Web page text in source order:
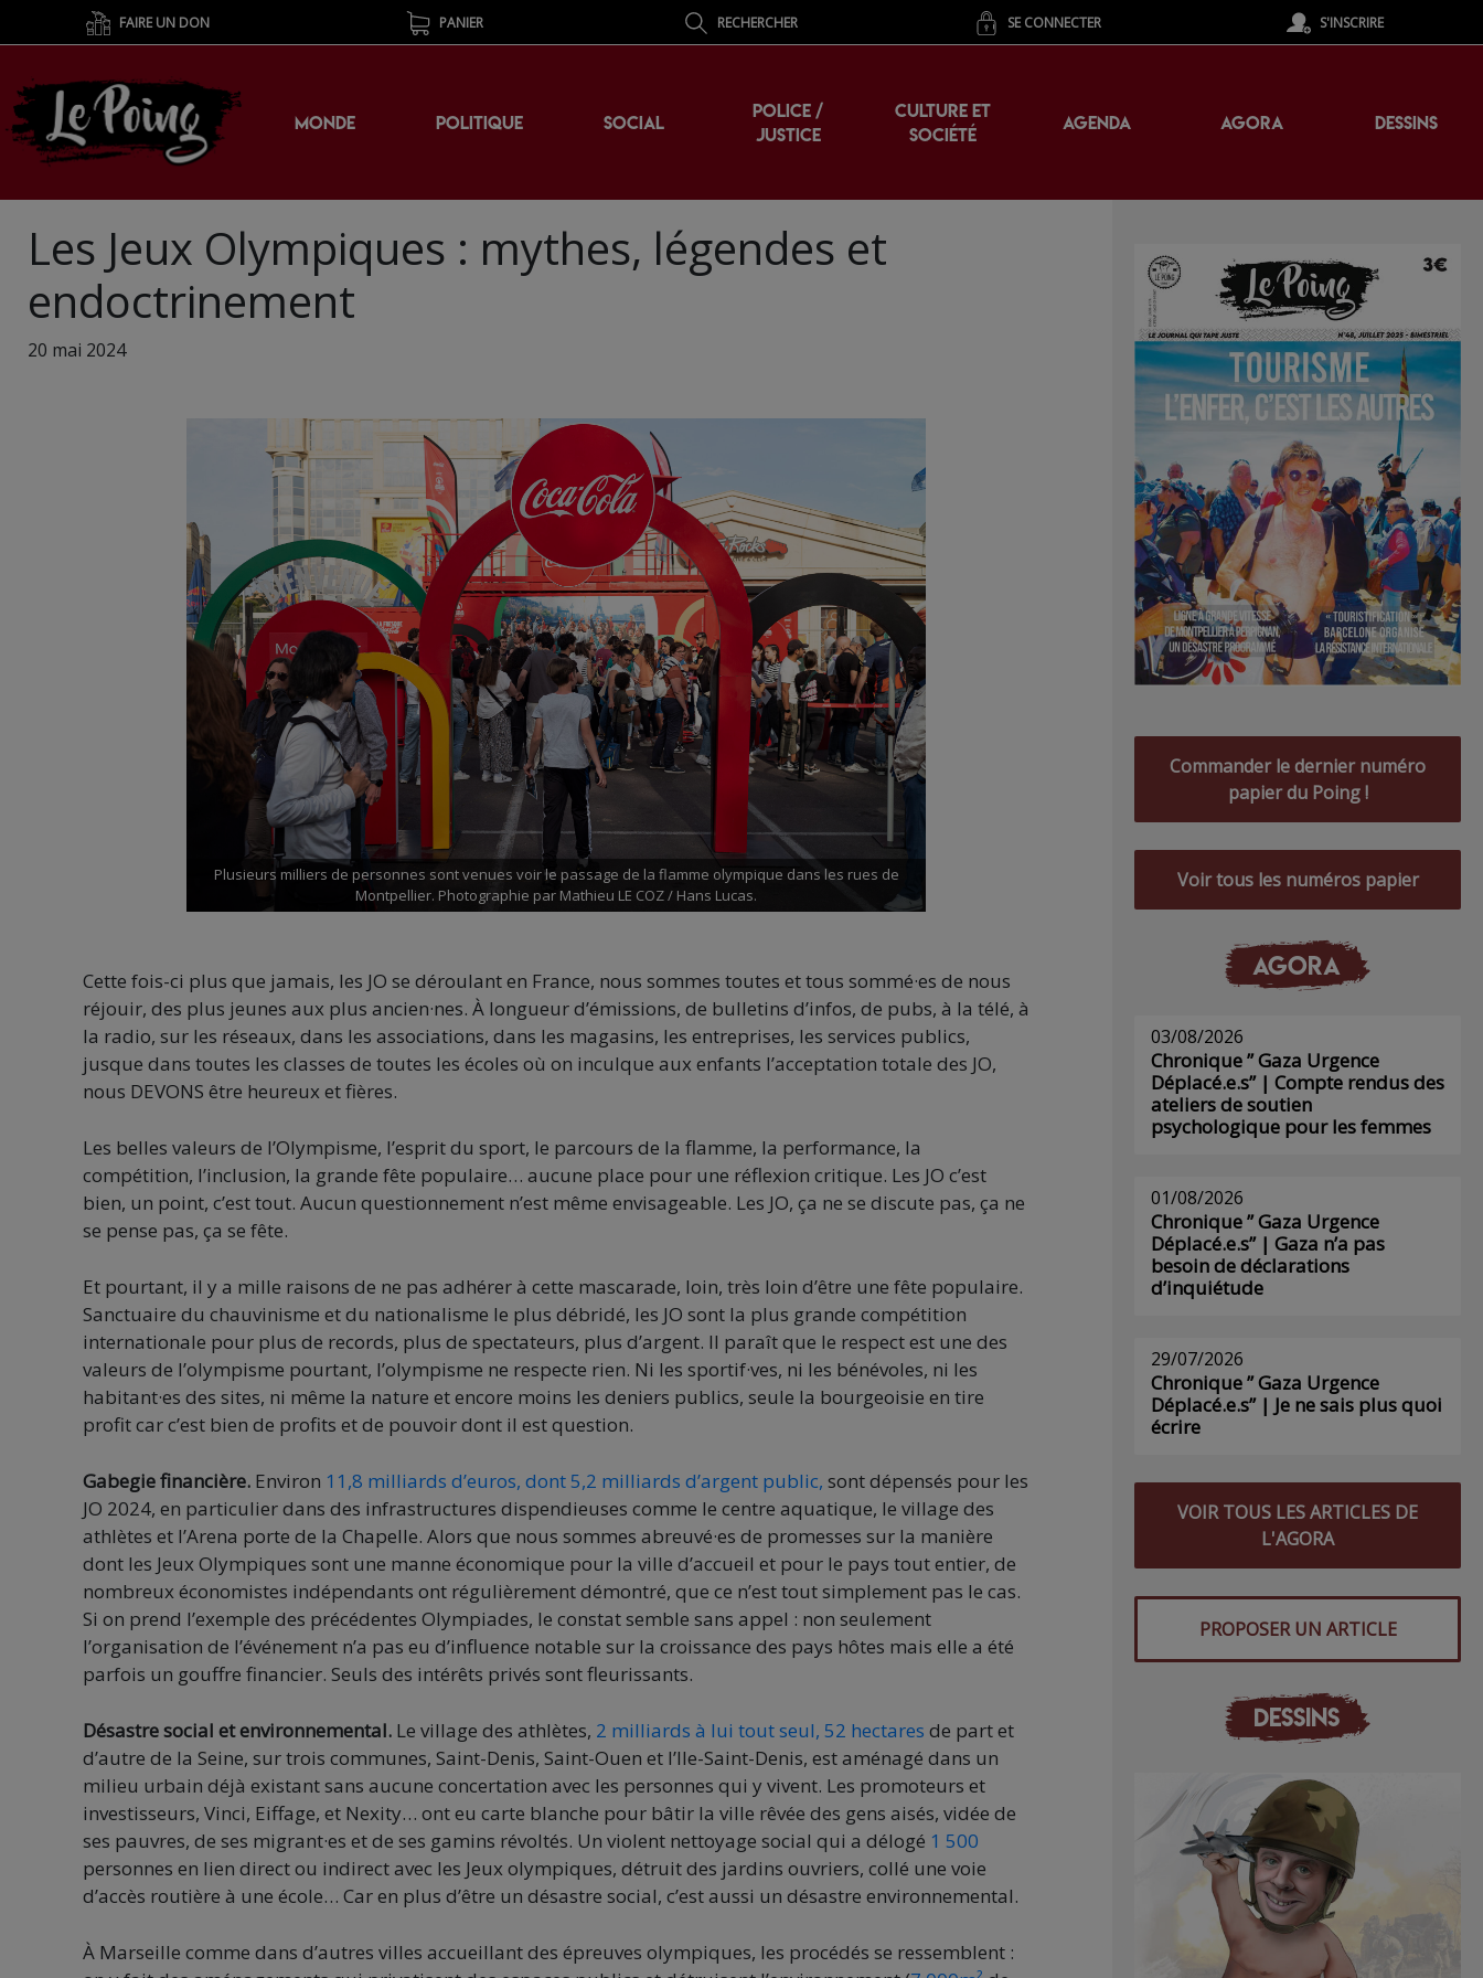
FAIRE UN DON PANIER RECHERCHER SE CONNECTER S'INSCRIRE
MONDE POLITIQUE SOCIAL
POLICE /
JUSTICE
CULTURE ET
SOCIÉTÉ
AGENDA AGORA DESSINS
Les Jeux Olympiques : mythes, légendes et
endoctrinement
20 mai 2024
Plusieurs milliers de personnes sont venues voir le passage de la flamme olympique dans les rues de
Montpellier. Photographie par Mathieu LE COZ / Hans Lucas.
Cette fois-ci plus que jamais, les JO se déroulant en France, nous sommes toutes et tous sommé·es de nous
réjouir, des plus jeunes aux plus ancien·nes. À longueur d’émissions, de bulletins d’infos, de pubs, à la télé, à
la radio, sur les réseaux, dans les associations, dans les magasins, les entreprises, les services publics,
jusque dans toutes les classes de toutes les écoles où on inculque aux enfants l’acceptation totale des JO,
nous DEVONS être heureux et fières.
Les belles valeurs de l’Olympisme, l’esprit du sport, le parcours de la flamme, la performance, la
compétition, l’inclusion, la grande fête populaire… aucune place pour une réflexion critique. Les JO c’est
bien, un point, c’est tout. Aucun questionnement n’est même envisageable. Les JO, ça ne se discute pas, ça ne
se pense pas, ça se fête.
Et pourtant, il y a mille raisons de ne pas adhérer à cette mascarade, loin, très loin d’être une fête populaire.
Sanctuaire du chauvinisme et du nationalisme le plus débridé, les JO sont la plus grande compétition
internationale pour plus de records, plus de spectateurs, plus d’argent. Il paraît que le respect est une des
valeurs de l’olympisme pourtant, l’olympisme ne respecte rien. Ni les sportif·ves, ni les bénévoles, ni les
habitant·es des sites, ni même la nature et encore moins les deniers publics, seule la bourgeoisie en tire
profit car c’est bien de profits et de pouvoir dont il est question.
Gabegie financière. Environ 11,8 milliards d’euros, dont 5,2 milliards d’argent public, sont dépensés pour les
JO 2024, en particulier dans des infrastructures dispendieuses comme le centre aquatique, le village des
athlètes et l’Arena porte de la Chapelle. Alors que nous sommes abreuvé·es de promesses sur la manière
dont les Jeux Olympiques sont une manne économique pour la ville d’accueil et pour le pays tout entier, de
nombreux économistes indépendants ont régulièrement démontré, que ce n’est tout simplement pas le cas.
Si on prend l’exemple des précédentes Olympiades, le constat semble sans appel : non seulement
l’organisation de l’événement n’a pas eu d’influence notable sur la croissance des pays hôtes mais elle a été
parfois un gouffre financier. Seuls des intérêts privés sont fleurissants.
Désastre social et environnemental. Le village des athlètes, 2 milliards à lui tout seul, 52 hectares de part et
d’autre de la Seine, sur trois communes, Saint-Denis, Saint-Ouen et l’Ile-Saint-Denis, est aménagé dans un
milieu urbain déjà existant sans aucune concertation avec les personnes qui y vivent. Les promoteurs et
investisseurs, Vinci, Eiffage, et Nexity… ont eu carte blanche pour bâtir la ville rêvée des gens aisés, vidée de
ses pauvres, de ses migrant·es et de ses gamins révoltés. Un violent nettoyage social qui a délogé 1 500
personnes en lien direct ou indirect avec les Jeux olympiques, détruit des jardins ouvriers, collé une voie
d’accès routière à une école… Car en plus d’être un désastre social, c’est aussi un désastre environnemental.
À Marseille comme dans d’autres villes accueillant des épreuves olympiques, les procédés se ressemblent :
Commander le dernier numéro
papier du Poing !
Voir tous les numéros papier
AGORA
03/08/2026
Chronique ” Gaza Urgence
Déplacé.e.s” | Compte rendus des
ateliers de soutien
psychologique pour les femmes
01/08/2026
Chronique ” Gaza Urgence
Déplacé.e.s” | Gaza n’a pas
besoin de déclarations
d’inquiétude
29/07/2026
Chronique ” Gaza Urgence
Déplacé.e.s” | Je ne sais plus quoi
écrire
VOIR TOUS LES ARTICLES DE
L'AGORA
PROPOSER UN ARTICLE
DESSINS